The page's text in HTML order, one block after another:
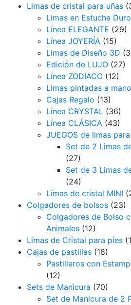
Limas de cristal para uñas
Limas en Estuche Duro
Línea ELEGANTE (29)
Línea JOYERÍA (15)
Limas de Diseño 3D
Edición de LUJO (27)
Línea ZODIACO (12)
Limas pintadas a mano
Cajas Regalo (13)
Línea CRYSTAL (36)
Línea CLÁSICA (43)
JUEGOS de limas
Set de 2 Limas
(27)
Set de 3 Limas
(24)
Limas de cristal MINI
Colgadores de bolsos (23)
Colgadores de Bolso
Animales (12)
Limas de Cristal para pies
Cajas de pastillas (18)
Pastilleros con
(12)
Sets de Manicura (70)
Set de Manicura de 2